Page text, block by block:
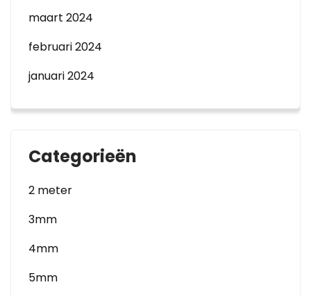
maart 2024
februari 2024
januari 2024
Categorieën
2 meter
3mm
4mm
5mm